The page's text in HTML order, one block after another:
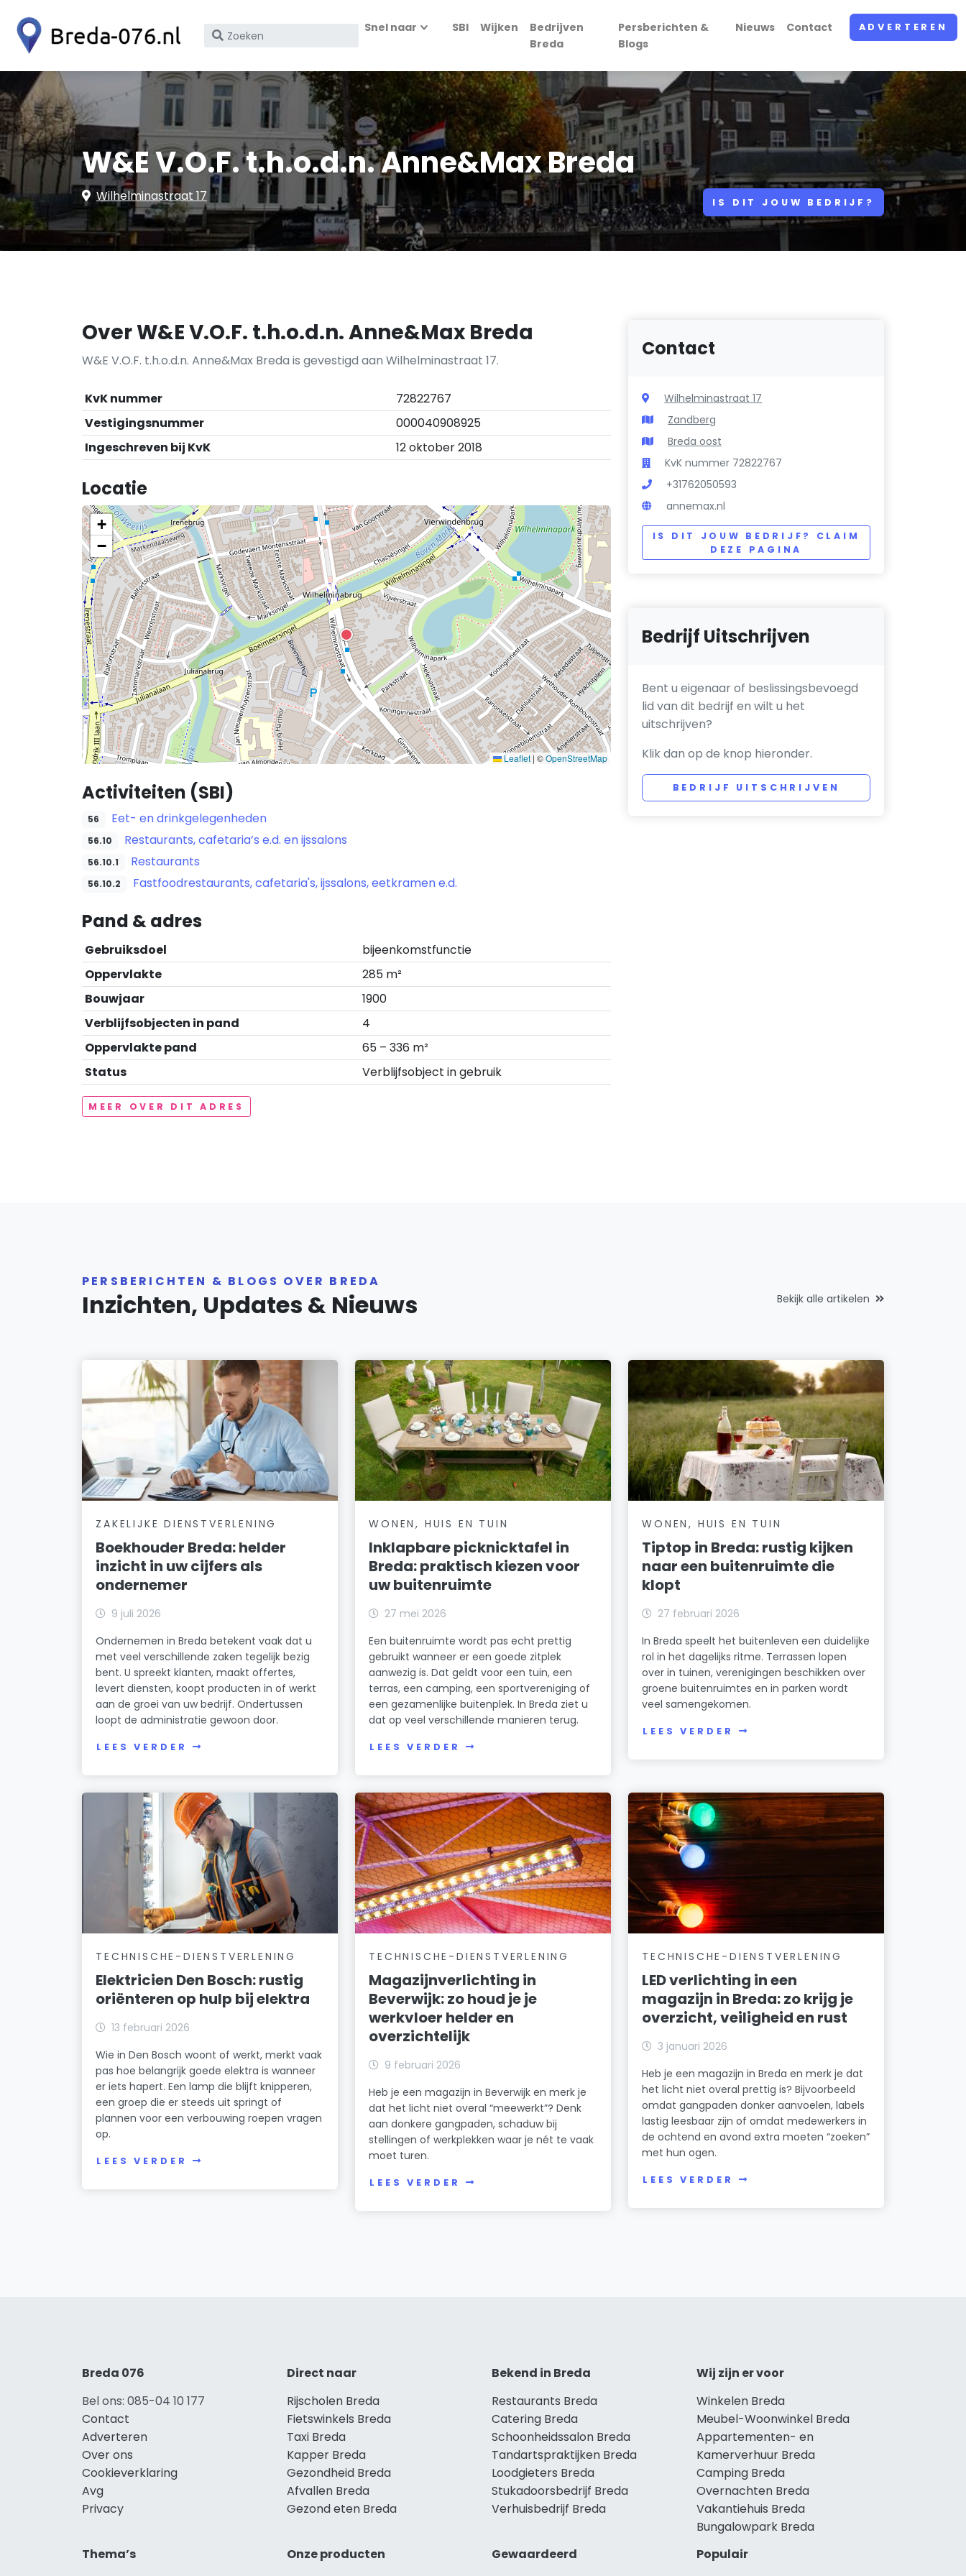
Zoek
bedrijfsnaam
of
nummer
Snel naar SBI Wijken
Bedrijven
Breda
Persberichten &
Blogs
Nieuws Contact ADVERTEREN
W&E V.O.F. t.h.o.d.n. Anne&Max Breda
Wilhelminastraat 17 IS DIT JOUW BEDRIJF?
Over W&E V.O.F. t.h.o.d.n. Anne&Max Breda
W&E V.O.F. t.h.o.d.n. Anne&Max Breda is gevestigd aan Wilhelminastraat 17.
KvK nummer
72822767
Vestigingsnummer
000040908925
Ingeschreven bij KvK
12 oktober 2018
Locatie
+
−
Leaflet | ©OpenStreetMap
Activiteiten (SBI)
56 Eet- en drinkgelegenheden
56.10 Restaurants, cafetaria’s e.d. en ijssalons
56.10.1 Restaurants
56.10.2 Fastfoodrestaurants, cafetaria's, ijssalons, eetkramen e.d.
Pand & adres
Gebruiksdoel
bijeenkomstfunctie
Oppervlakte
285 m²
Bouwjaar
1900
Verblijfsobjecten in pand
4
Oppervlakte pand
65 – 336 m²
Status
Verblijfsobject in gebruik
MEER OVER DIT ADRES
Contact
Wilhelminastraat 17
Zandberg
Breda oost
KvK nummer 72822767
+31762050593
annemax.nl
IS DIT JOUW BEDRIJF? CLAIM
DEZE PAGINA
Bedrijf Uitschrijven
Bent u eigenaar of beslissingsbevoegd
lid van dit bedrijf en wilt u het
uitschrijven?
Klik dan op de knop hieronder.
BEDRIJF UITSCHRIJVEN
PERSBERICHTEN & BLOGS OVER BREDA
Inzichten, Updates & Nieuws Bekijk alle artikelen
ZAKELIJKE DIENSTVERLENING
Boekhouder Breda: helder
inzicht in uw cijfers als
ondernemer
9 juli 2026
Ondernemen in Breda betekent vaak dat u
met veel verschillende zaken tegelijk bezig
bent. U spreekt klanten, maakt offertes,
levert diensten, koopt producten in of werkt
aan de groei van uw bedrijf. Ondertussen
loopt de administratie gewoon door.
LEES VERDER
WONEN, HUIS EN TUIN
Inklapbare picknicktafel in
Breda: praktisch kiezen voor
uw buitenruimte
27 mei 2026
Een buitenruimte wordt pas echt prettig
gebruikt wanneer er een goede zitplek
aanwezig is. Dat geldt voor een tuin, een
terras, een camping, een sportvereniging of
een gezamenlijke buitenplek. In Breda ziet u
dat op veel verschillende manieren terug.
LEES VERDER
WONEN, HUIS EN TUIN
Tiptop in Breda: rustig kijken
naar een buitenruimte die
klopt
27 februari 2026
In Breda speelt het buitenleven een duidelijke
rol in het dagelijks ritme. Terrassen lopen
over in tuinen, verenigingen beschikken over
groene buitenruimtes en in parken wordt
veel samengekomen.
LEES VERDER
TECHNISCHE-DIENSTVERLENING
Elektricien Den Bosch: rustig
oriënteren op hulp bij elektra
13 februari 2026
Wie in Den Bosch woont of werkt, merkt vaak
pas hoe belangrijk goede elektra is wanneer
er iets hapert. Een lamp die blijft knipperen,
een groep die er steeds uit springt of
plannen voor een verbouwing roepen vragen
op.
LEES VERDER
TECHNISCHE-DIENSTVERLENING
Magazijnverlichting in
Beverwijk: zo houd je je
werkvloer helder en
overzichtelijk
9 februari 2026
Heb je een magazijn in Beverwijk en merk je
dat het licht niet overal “meewerkt”? Denk
aan donkere gangpaden, schaduw bij
stellingen of werkplekken waar je nét te vaak
moet turen.
LEES VERDER
TECHNISCHE-DIENSTVERLENING
LED verlichting in een
magazijn in Breda: zo krijg je
overzicht, veiligheid en rust
3 januari 2026
Heb je een magazijn in Breda en merk je dat
het licht niet overal prettig is? Bijvoorbeeld
omdat gangpaden donker aanvoelen, labels
lastig leesbaar zijn of omdat medewerkers in
de ochtend en avond extra moeten “zoeken”
met hun ogen.
LEES VERDER
Breda 076
Bel ons: 085-04 10 177
Contact
Adverteren
Over ons
Cookieverklaring
Avg
Privacy
Direct naar
Rijscholen Breda
Fietswinkels Breda
Taxi Breda
Kapper Breda
Gezondheid Breda
Afvallen Breda
Gezond eten Breda
Bekend in Breda
Restaurants Breda
Catering Breda
Schoonheidssalon Breda
Tandartspraktijken Breda
Loodgieters Breda
Stukadoorsbedrijf Breda
Verhuisbedrijf Breda
Wij zijn er voor
Winkelen Breda
Meubel-Woonwinkel Breda
Appartementen- en
Kamerverhuur Breda
Camping Breda
Overnachten Breda
Vakantiehuis Breda
Bungalowpark Breda
Thema’s
Onze producten
Gewaardeerd
Populair